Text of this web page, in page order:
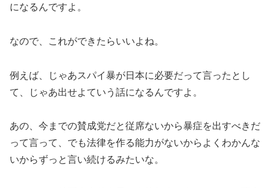
になるんですよ。
なので、これができたらいいよね。
例えば、じゃあスパイ暴が日本に必要だって言ったとし
て、じゃあ出せよていう話になるんですよ。
あの、今までの賛成党だと従席ないから暴症を出すべきだ
って言って、でも法律を作る能力がないからよくわかんな
いからずっと言い続けるみたいな。